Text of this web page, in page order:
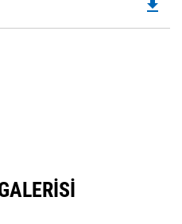
a
file_download